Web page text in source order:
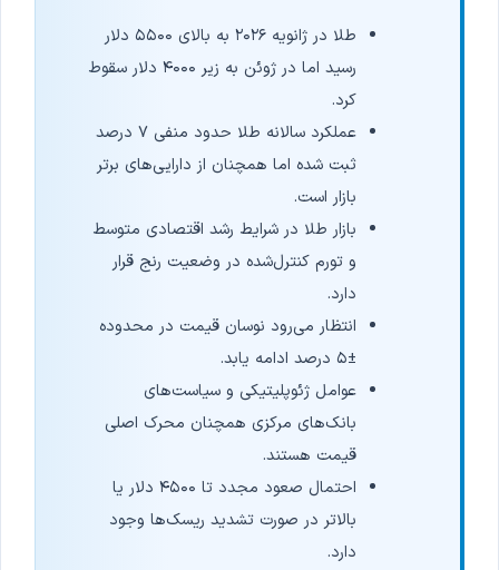
طلا در ژانویه ۲۰۲۶ به بالای ۵۵۰۰ دلار
رسید اما در ژوئن به زیر ۴۰۰۰ دلار سقوط
کرد.
عملکرد سالانه طلا حدود منفی ۷ درصد
ثبت شده اما همچنان از دارایی‌های برتر
بازار است.
بازار طلا در شرایط رشد اقتصادی متوسط
و تورم کنترل‌شده در وضعیت رنج قرار
دارد.
انتظار می‌رود نوسان قیمت در محدوده
±۵ درصد ادامه یابد.
عوامل ژئوپلیتیکی و سیاست‌های
بانک‌های مرکزی همچنان محرک اصلی
قیمت هستند.
احتمال صعود مجدد تا ۴۵۰۰ دلار یا
بالاتر در صورت تشدید ریسک‌ها وجود
دارد.